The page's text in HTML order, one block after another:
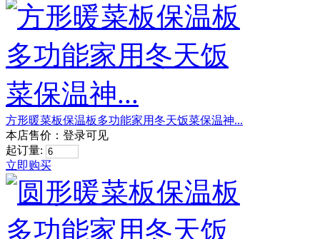
方形暖菜板保温板多功能家用冬天饭菜保温神...
本店售价： 登录可见
起订量:
立即购买